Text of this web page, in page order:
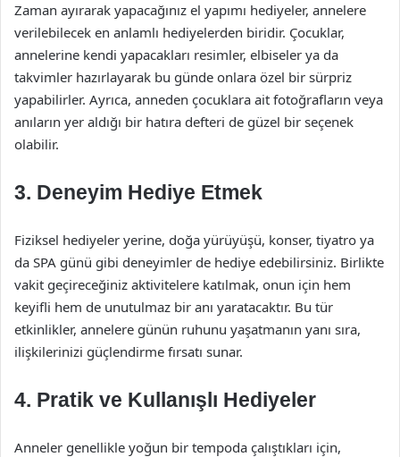
Zaman ayırarak yapacağınız el yapımı hediyeler, annelere
verilebilecek en anlamlı hediyelerden biridir. Çocuklar,
annelerine kendi yapacakları resimler, elbiseler ya da
takvimler hazırlayarak bu günde onlara özel bir sürpriz
yapabilirler. Ayrıca, anneden çocuklara ait fotoğrafların veya
anıların yer aldığı bir hatıra defteri de güzel bir seçenek
olabilir.
3. Deneyim Hediye Etmek
Fiziksel hediyeler yerine, doğa yürüyüşü, konser, tiyatro ya
da SPA günü gibi deneyimler de hediye edebilirsiniz. Birlikte
vakit geçireceğiniz aktivitelere katılmak, onun için hem
keyifli hem de unutulmaz bir anı yaratacaktır. Bu tür
etkinlikler, annelere günün ruhunu yaşatmanın yanı sıra,
ilişkilerinizi güçlendirme fırsatı sunar.
4. Pratik ve Kullanışlı Hediyeler
Anneler genellikle yoğun bir tempoda çalıştıkları için,